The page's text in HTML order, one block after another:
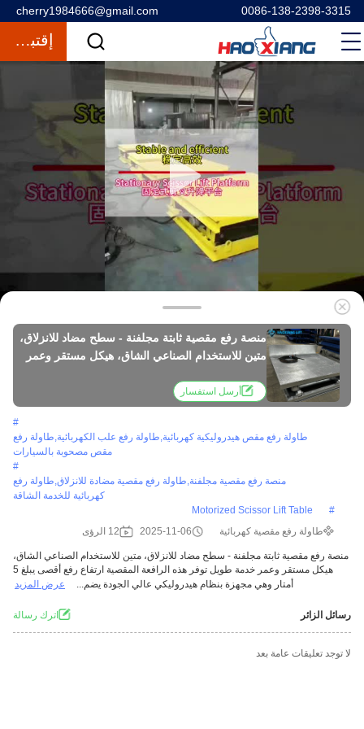
cherry1984666@gmail.com 0086-138-2398-3315
إقتباس
منصة رفع مقصية ثابتة مجلفنة - سطح مضاد للانزلاق،
متين للاستخدام الصناعي الشاق، هيكل مستقر وعمر
أرسل استفسار
#
طاولة رفع مقص هيدروليكية كهربائية,طاولة رفع علب الكهربائية,طاولة رفع
مقص مصحوبة بالسيارات
#
منصة رفع مقصية مجلفنة,طاولة رفع مقصية مضادة للانزلاق,طاولة رفع
كهربائية للخدمة الشاقة
#
Motorized Scissor Lift Table
طاولة رفع مقصية كهربائية
2025-11-06 12 الرؤى
منصة رفع مقصية ثابتة مجلفنة - سطح مضاد للانزلاق، متين للاستخدام الصناعي الشاق،
هيكل مستقر وعمر خدمة طويل توفر هذه الرافعة المقصية ارتفاع رفع أقصى يبلغ 5
أمتار وهي مجهزة بنظام هيدروليكي عالي الجودة يضم...
عرض المزيد
رسائل الزائر اترك رسالة
لا توجد تعليقات عامة بعد